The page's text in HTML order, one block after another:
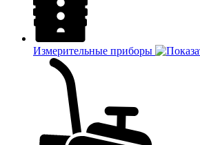
Измерительные приборы